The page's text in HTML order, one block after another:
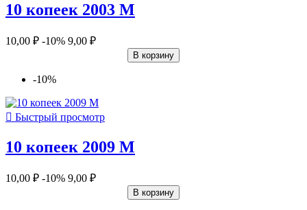
10 копеек 2003 М
10,00 ₽ -10% 9,00 ₽
В корзину
-10%
 Быстрый просмотр
10 копеек 2009 М
10,00 ₽ -10% 9,00 ₽
В корзину